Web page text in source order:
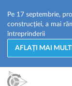
Pe 17 septembrie,
construcției, a mai
întreprinderii
AFLAȚI MAI